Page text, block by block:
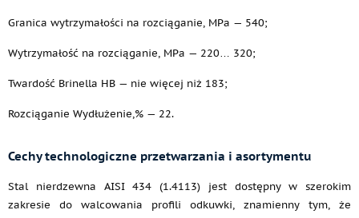
Granica wytrzymałości na rozciąganie, MPa — 540;
Wytrzymałość na rozciąganie, MPa — 220… 320;
Twardość Brinella HB — nie więcej niż 183;
Rozciąganie Wydłużenie,% — 22.
Cechy technologiczne przetwarzania i asortymentu
Stal nierdzewna AISI 434 (1.4113) jest dostępny w szerokim
zakresie do walcowania profili odkuwki, znamienny tym, że